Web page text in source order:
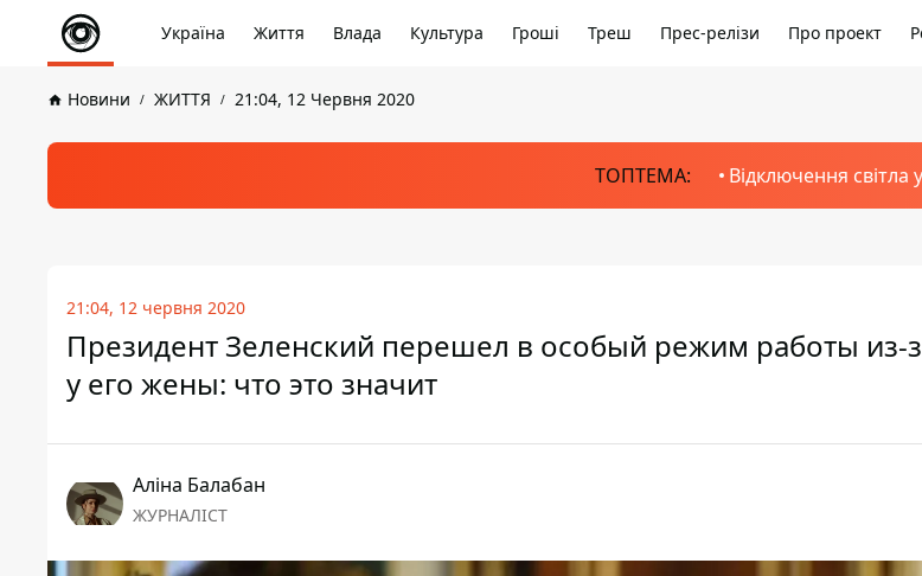
Україна Життя Влада Культура Гроші Треш Прес-релізи Про проект
Новини ЖИТТЯ 21:04, 12 Червня 2020
ТОПТЕМА: Відключення світла
21:04, 12 червня 2020
Президент Зеленский перешел в особый режим работы из-
у его жены: что это значит
Аліна Балабан
ЖУРНАЛІСТ